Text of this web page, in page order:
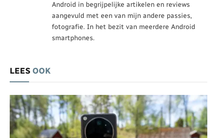
Android in begrijpelijke artikelen en reviews
aangevuld met een van mijn andere passies,
fotografie. In het bezit van meerdere Android
smartphones.
LEES OOK